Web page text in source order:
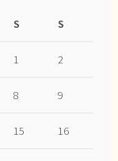
S S
1 2
8 9
15 16